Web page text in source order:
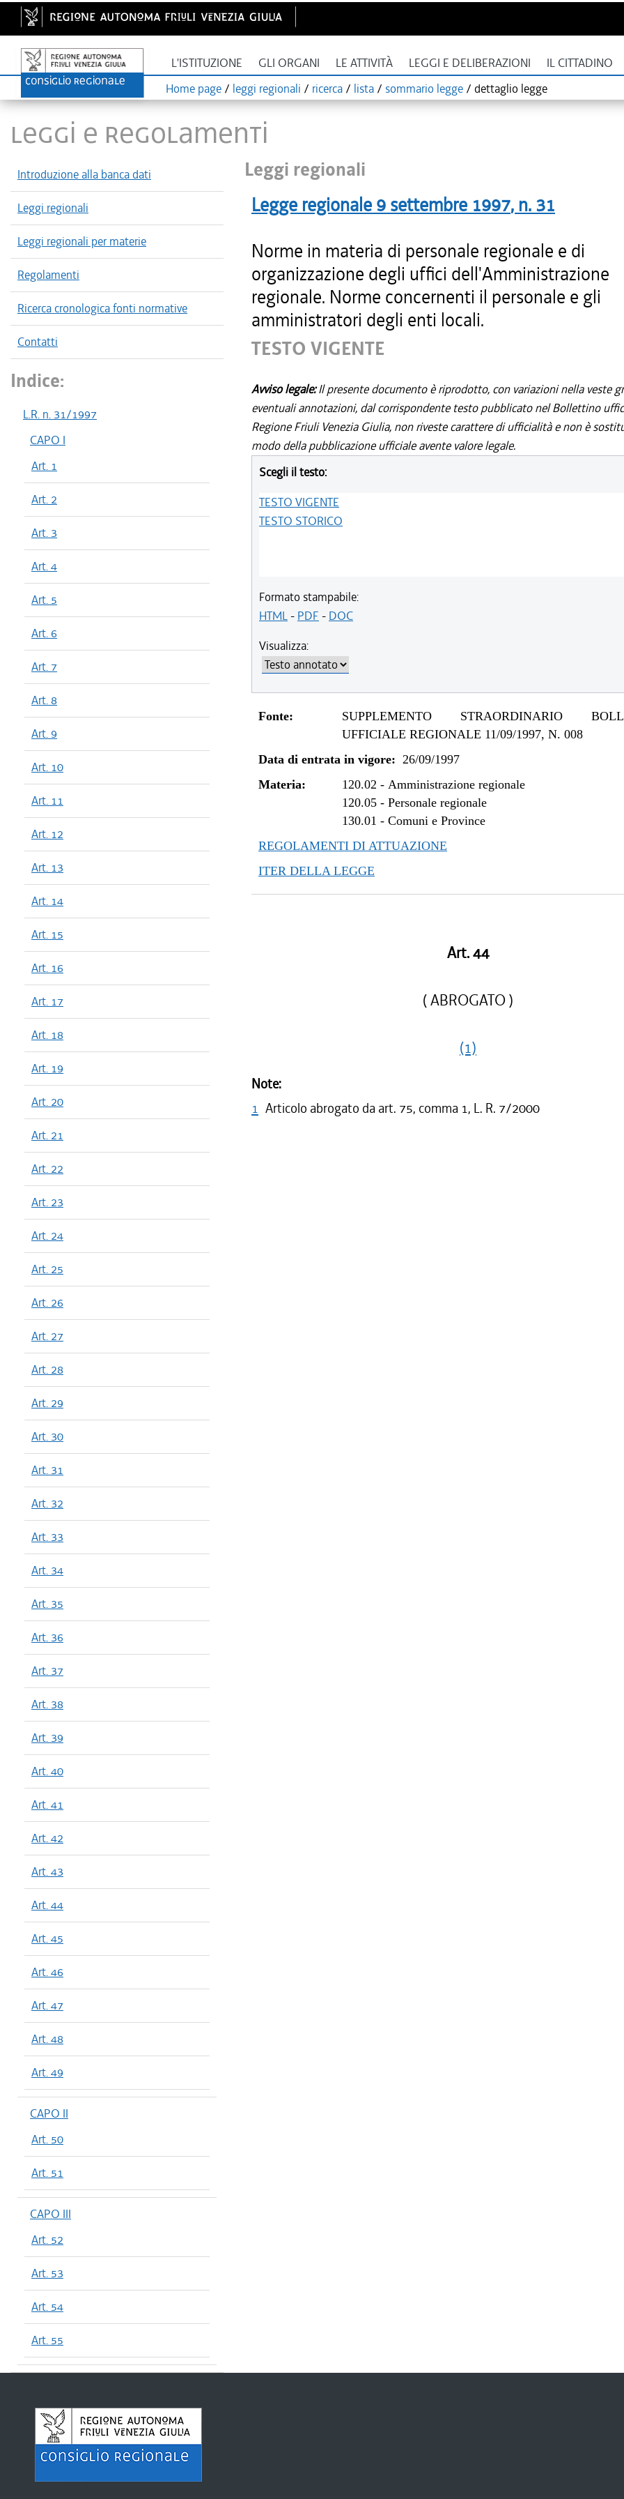
L'ISTITUZIONE GLI ORGANI LE ATTIVITÀ LEGGI E DELIBERAZIONI IL CITTADINO
Home page / leggi regionali / ricerca / lista / sommario legge / dettaglio legge
LEGGI E REGOLAMENTI
Introduzione alla banca dati
Leggi regionali
Leggi regionali per materie
Regolamenti
Ricerca cronologica fonti normative
Contatti
Indice:
L.R. n. 31/1997
CAPO I
Art. 1
Art. 2
Art. 3
Art. 4
Art. 5
Art. 6
Art. 7
Art. 8
Art. 9
Art. 10
Art. 11
Art. 12
Art. 13
Art. 14
Art. 15
Art. 16
Art. 17
Art. 18
Art. 19
Art. 20
Art. 21
Art. 22
Art. 23
Art. 24
Art. 25
Art. 26
Art. 27
Art. 28
Art. 29
Art. 30
Art. 31
Art. 32
Art. 33
Art. 34
Art. 35
Art. 36
Art. 37
Art. 38
Art. 39
Art. 40
Art. 41
Art. 42
Art. 43
Art. 44
Art. 45
Art. 46
Art. 47
Art. 48
Art. 49
CAPO II
Art. 50
Art. 51
CAPO III
Art. 52
Art. 53
Art. 54
Art. 55
Leggi regionali
Legge regionale 9 settembre 1997, n. 31
Norme in materia di personale regionale e di
organizzazione degli uffici dell'Amministrazione
regionale. Norme concernenti il personale e gli
amministratori degli enti locali.
TESTO VIGENTE
Avviso legale:Il presente documento è riprodotto, con variazioni nella veste
eventuali annotazioni, dal corrispondente testo pubblicato nel Bollettino
Regione Friuli Venezia Giulia, non riveste carattere di ufficialità e non è
modo della pubblicazione ufficiale avente valore legale.
Scegli il testo:
TESTO VIGENTE
TESTO STORICO
Formato stampabile:
HTML- PDF - DOC
Visualizza:
Fonte:
SUPPLEMENTO STRAORDINARIO
UFFICIALE REGIONALE 11/09/1997, N. 008
Data di entrata in vigore: 26/09/1997
Materia:
120.02 -Amministrazione regionale
120.05 -Personale regionale
130.01 -Comuni e Province
REGOLAMENTI DI ATTUAZIONE
ITER DELLA LEGGE
Art. 44
( ABROGATO )
(1)
Note:
1 Articolo abrogato da art. 75, comma 1, L. R. 7/2000